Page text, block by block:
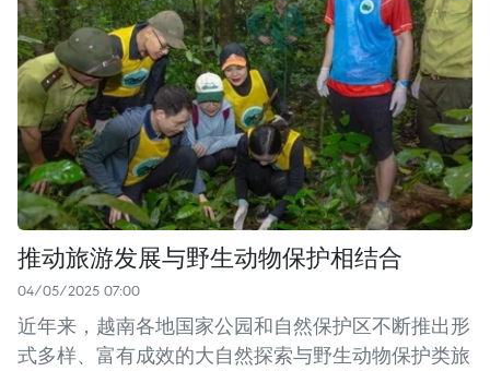
推动旅游发展与野生动物保护相结合
04/05/2025 07:00
近年来，越南各地国家公园和自然保护区不断推出形
式多样、富有成效的大自然探索与野生动物保护类旅